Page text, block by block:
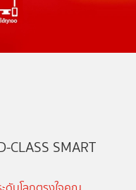
CLASS SMART